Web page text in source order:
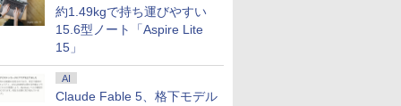
約1.49kgで持ち運びやすい
15.6型ノート「Aspire Lite
15」
AI
Claude Fable 5、格下モデル